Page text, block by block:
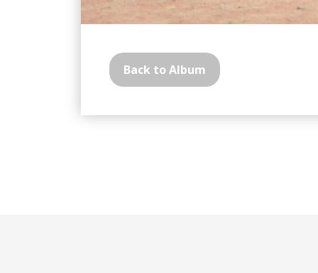
Back to Album